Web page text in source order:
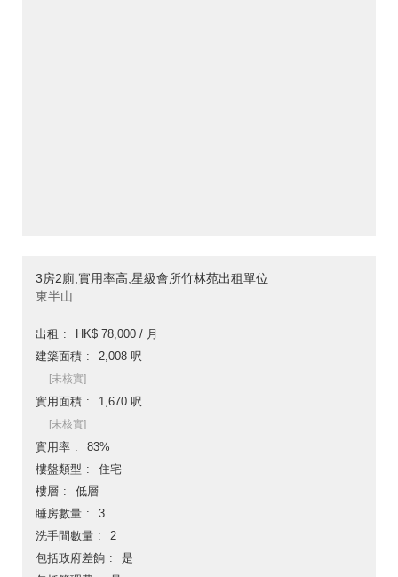
3房2廁,實用率高,星級會所竹林苑出租單位
東半山
出租
HK$ 78,000 / 月
建築面積
2,008 呎
[未核實]
實用面積 1,670 呎
[未核實]
實用率
83%
樓盤類型
住宅
樓層
低層
睡房數量
3
洗手間數量
2
包括政府差餉
是